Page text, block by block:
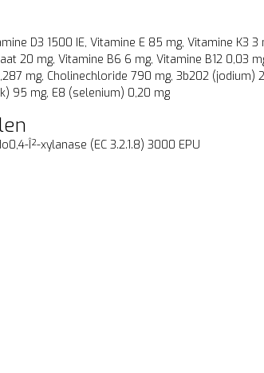
D3 1500 IE, Vitamine E 85 mg, Vitamine K3 3
20 mg, Vitamine B6 6 mg, Vitamine B12 0,03
mg, Cholinechloride 790 mg, 3b202 (jodium)
95 mg, E8 (selenium) 0,20 mg
Î²-xylanase (EC 3.2.1.8) 3000 EPU